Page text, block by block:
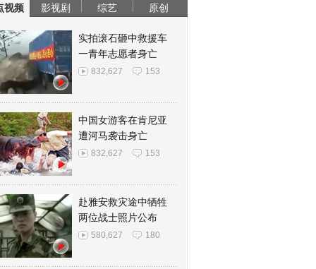
视频 影视剧 综艺 原创
实拍滚石砸中救援车
一青年志愿者身亡
832,627 153
中国女游客在肯尼亚
遭河马袭击身亡
832,627 153
赴雅安救灾途中牺牲
两位战士照片公布
580,627 180